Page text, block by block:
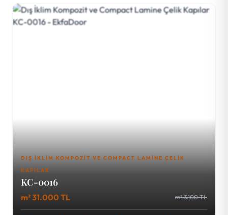
DIŞ İKLIM KOMPOZIT VE COMPACT LAMINE ÇELIK
KAPILAR
KC-0016
m² 31.000 TL m² 3.100 TL